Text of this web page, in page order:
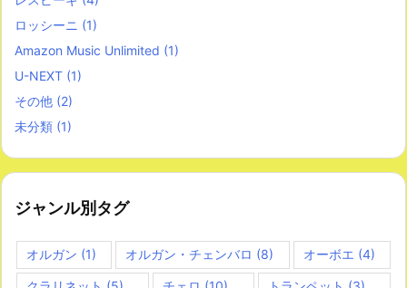
ロッシーニ (1)
Amazon Music Unlimited (1)
U-NEXT (1)
その他 (2)
未分類 (1)
ジャンル別タグ
オルガン (1) オルガン・チェンバロ (8) オーボエ (4)